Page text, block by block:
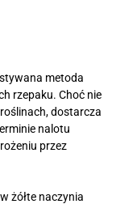
metoda
rzepaku. Choć nie
dostarcza
nalotu
przez
żółte naczynia